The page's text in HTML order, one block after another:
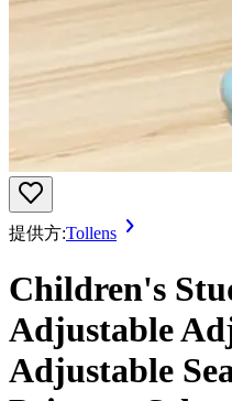
提供方:Tollens
Children's
Adjustable
Adjustable